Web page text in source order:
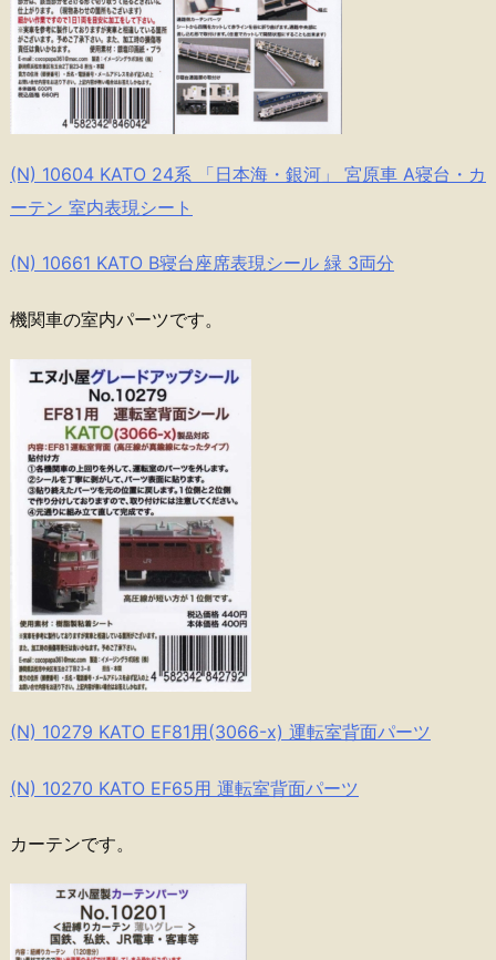
(N) 10604 KATO 24系 「日本海・銀河」 宮原車 A寝台・カ
ーテン 室内表現シート
(N) 10661 KATO B寝台座席表現シール 緑 3両分
機関車の室内パーツです。
(N) 10279 KATO EF81用(3066-x) 運転室背面パーツ
(N) 10270 KATO EF65用 運転室背面パーツ
カーテンです。